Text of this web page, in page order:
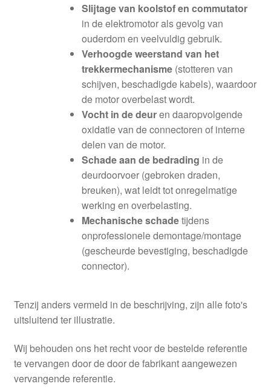
Slijtage van koolstof en commutator
in de elektromotor als gevolg van
ouderdom en veelvuldig gebruik.
Verhoogde weerstand van het
trekkermechanisme(stotteren van
schijven, beschadigde kabels), waardoor
de motor overbelast wordt.
Vocht in de deuren daaropvolgende
oxidatie van de connectoren of interne
delen van de motor.
Schade aan de bedrading in de
deurdoorvoer (gebroken draden,
breuken), wat leidt tot onregelmatige
werking en overbelasting.
Mechanische schadetijdens
onprofessionele demontage/montage
(gescheurde bevestiging, beschadigde
connector).
Tenzij anders vermeld in de beschrijving, zijn alle foto's
uitsluitend ter illustratie.
Wij behouden ons het recht voor de bestelde referentie
te vervangen door de door de fabrikant aangewezen
vervangende referentie.